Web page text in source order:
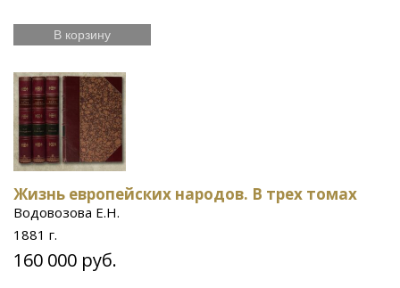
В корзину
Жизнь европейских народов. В трех томах
Водовозова Е.Н.
1881 г.
160 000 руб.